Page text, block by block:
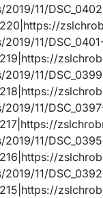
11/
11/
11/
11/
11/
11/